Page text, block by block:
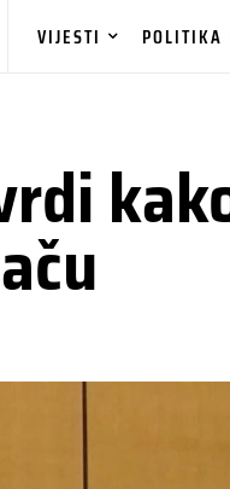
VIJESTI POLITIKA